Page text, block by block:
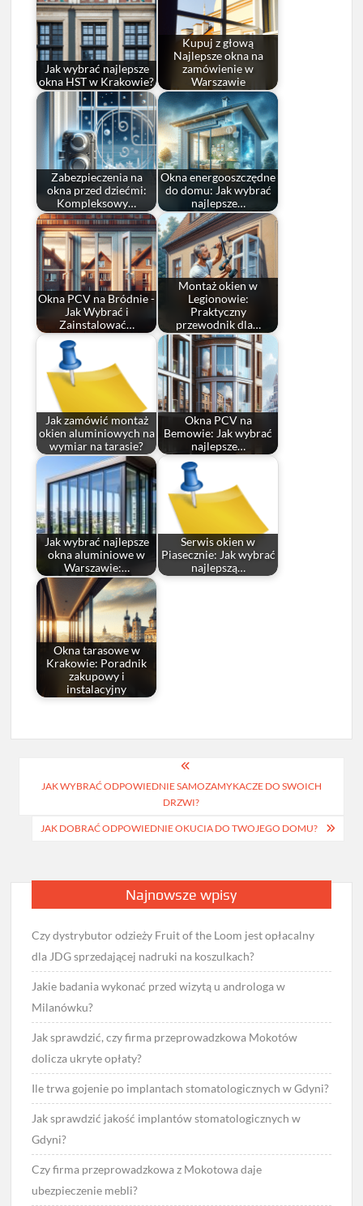
Jak wybrać najlepsze
okna HST w Krakowie?
Kupuj z głową
Najlepsze okna na
zamówienie w
Warszawie
Zabezpieczenia na
okna przed dziećmi:
Kompleksowy…
Okna energooszczędne
do domu: Jak wybrać
najlepsze…
Okna PCV na Bródnie -
Jak Wybrać i
Zainstalować…
Montaż okien w
Legionowie:
Praktyczny
przewodnik dla…
Jak zamówić montaż
okien aluminiowych na
wymiar na tarasie?
Okna PCV na
Bemowie: Jak wybrać
najlepsze…
Jak wybrać najlepsze
okna aluminiowe w
Warszawie:…
Serwis okien w
Piasecznie: Jak wybrać
najlepszą…
Okna tarasowe w
Krakowie: Poradnik
zakupowy i
instalacyjny
wpisu
JAK WYBRAĆ ODPOWIEDNIE SAMOZAMYKACZE DO SWOICH
DRZWI?
JAK DOBRAĆ ODPOWIEDNIE OKUCIA DO TWOJEGO DOMU?
Najnowsze wpisy
Czy dystrybutor odzieży Fruit of the Loom jest opłacalny
dla JDG sprzedającej nadruki na koszulkach?
Jakie badania wykonać przed wizytą u androloga w
Milanówku?
Jak sprawdzić, czy firma przeprowadzkowa Mokotów
dolicza ukryte opłaty?
Ile trwa gojenie po implantach stomatologicznych w Gdyni?
Jak sprawdzić jakość implantów stomatologicznych w
Gdyni?
Czy firma przeprowadzkowa z Mokotowa daje
ubezpieczenie mebli?